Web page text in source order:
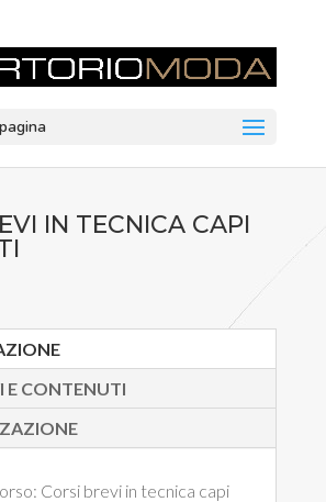
IN TECNICA CAPI
E CONTENUTI
Corsi brevi in tecnica capi